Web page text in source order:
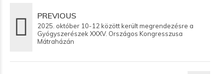
PREVIOUS
2025. október 10-12 között került megrendezésre a
Gyógyszerészek XXXV. Országos Kongresszusa
Mátraházán